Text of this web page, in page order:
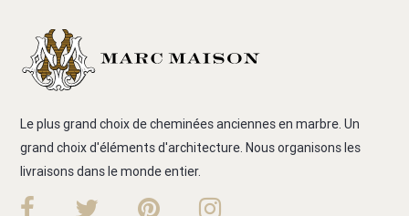
Le plus grand choix de cheminées anciennes en marbre. Un
grand choix d'éléments d'architecture. Nous organisons les
livraisons dans le monde entier.